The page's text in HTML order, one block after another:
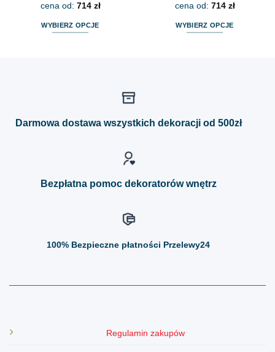
cena od: 714 zł
WYBIERZ OPCJE
cena od: 714 zł
WYBIERZ OPCJE
można
Darmowa dostawa wszystkich dekoracji od 500zł
Bezpłatna pomoc dekoratorów wnętrz
100% Bezpieczne płatności Przelewy24
Regulamin zakupów